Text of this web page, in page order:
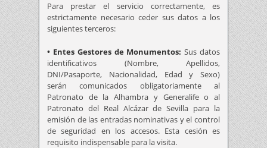
Para prestar el servicio correctamente, es
estrictamente necesario ceder sus datos a los
siguientes terceros:
• Entes Gestores de Monumentos: Sus datos
identificativos (Nombre, Apellidos,
DNI/Pasaporte, Nacionalidad, Edad y Sexo)
serán comunicados obligatoriamente al
Patronato de la Alhambra y Generalife o al
Patronato del Real Alcázar de Sevilla para la
emisión de las entradas nominativas y el control
de seguridad en los accesos. Esta cesión es
requisito indispensable para la visita.